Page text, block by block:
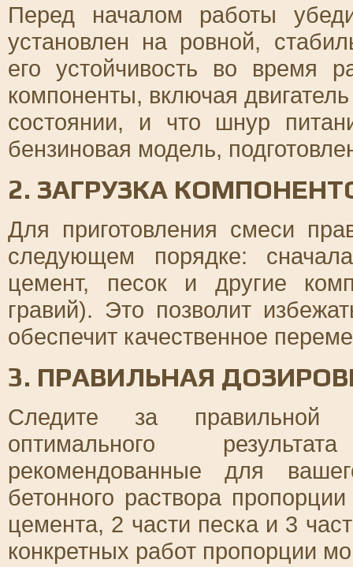
Перед началом работы
установлен на ровной,
его устойчивость во время
компоненты, включая
состоянии, и что шнур
бензиновая модель,
2. ЗАГРУЗКА
Для приготовления смеси
следующем порядке:
цемент, песок и другие
гравий). Это позволит
обеспечит качественное
3. ПРАВИЛЬНАЯ
Следите за правильной
оптимального
рекомендованные для
бетонного раствора
цемента, 2 части песка и 3
конкретных работ пропорции